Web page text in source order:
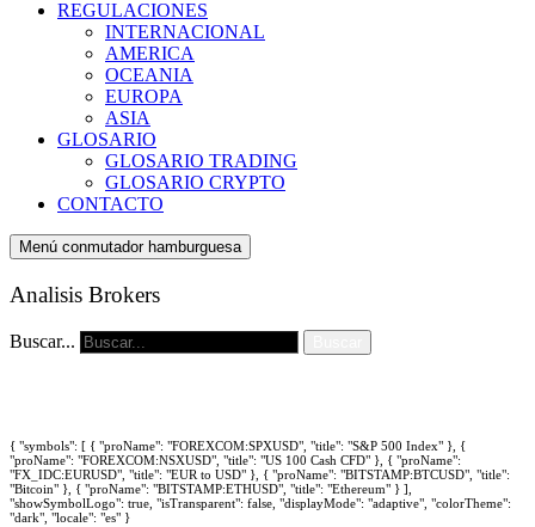
REGULACIONES
INTERNACIONAL
AMERICA
OCEANIA
EUROPA
ASIA
GLOSARIO
GLOSARIO TRADING
GLOSARIO CRYPTO
CONTACTO
Menú conmutador hamburguesa
Analisis Brokers
Buscar...
{ "symbols": [ { "proName": "FOREXCOM:SPXUSD", "title": "S&P 500 Index" }, {
"proName": "FOREXCOM:NSXUSD", "title": "US 100 Cash CFD" }, { "proName":
"FX_IDC:EURUSD", "title": "EUR to USD" }, { "proName": "BITSTAMP:BTCUSD", "title":
"Bitcoin" }, { "proName": "BITSTAMP:ETHUSD", "title": "Ethereum" } ],
"showSymbolLogo": true, "isTransparent": false, "displayMode": "adaptive", "colorTheme":
"dark", "locale": "es" }